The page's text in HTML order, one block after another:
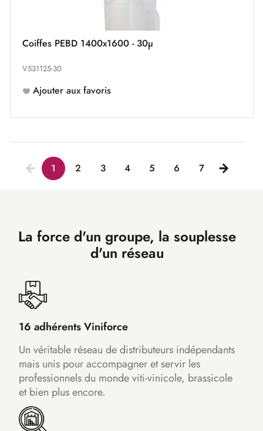
Coiffes PEBD 1400x1600 - 30µ
V531125-30
Ajouter aux favoris
1 2 3 4 5 6 7
La force d'un groupe, la souplesse
d'un réseau
16 adhérents Viniforce
Un véritable réseau de distributeurs indépendants
mais unis pour accompagner et servir les
professionnels du monde viti-vinicole, brassicole
et bien plus encore.